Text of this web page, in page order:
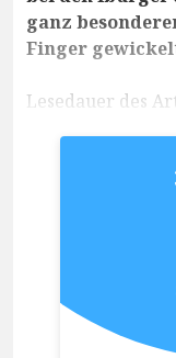
ganz
Finger
Lesedauer des